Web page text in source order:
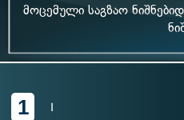
მოცემული საგზაო
1 I